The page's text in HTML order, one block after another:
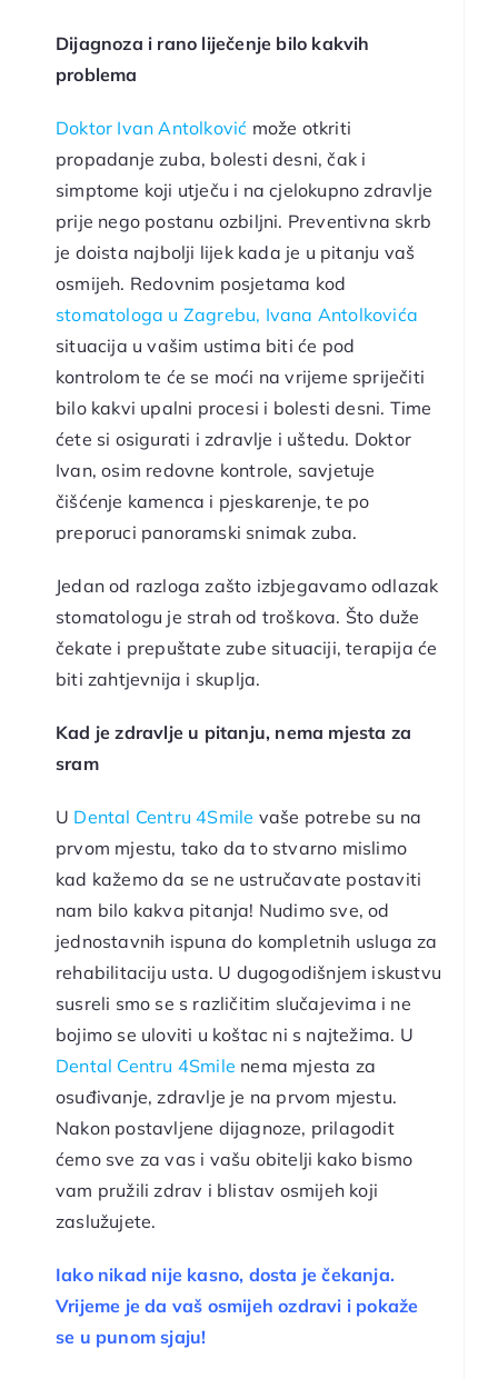
Dijagnoza i rano liječenje bilo kakvih
problema
Doktor Ivan Antolković može otkriti
propadanje zuba, bolesti desni, čak i
simptome koji utječu i na cjelokupno zdravlje
prije nego postanu ozbiljni. Preventivna skrb
je doista najbolji lijek kada je u pitanju vaš
osmijeh. Redovnim posjetama kod
stomatologa u Zagrebu, Ivana Antolkovića
situacija u vašim ustima biti će pod
kontrolom te će se moći na vrijeme spriječiti
bilo kakvi upalni procesi i bolesti desni. Time
ćete si osigurati i zdravlje i uštedu. Doktor
Ivan, osim redovne kontrole, savjetuje
čišćenje kamenca i pjeskarenje, te po
preporuci panoramski snimak zuba.
Jedan od razloga zašto izbjegavamo odlazak
stomatologu je strah od troškova. Što duže
čekate i prepuštate zube situaciji, terapija će
biti zahtjevnija i skuplja.
Kad je zdravlje u pitanju, nema mjesta za
sram
U Dental Centru 4Smile vaše potrebe su na
prvom mjestu, tako da to stvarno mislimo
kad kažemo da se ne ustručavate postaviti
nam bilo kakva pitanja! Nudimo sve, od
jednostavnih ispuna do kompletnih usluga za
rehabilitaciju usta. U dugogodišnjem iskustvu
susreli smo se s različitim slučajevima i ne
bojimo se uloviti u koštac ni s najtežima. U
Dental Centru 4Smile nema mjesta za
osuđivanje, zdravlje je na prvom mjestu.
Nakon postavljene dijagnoze, prilagodit
ćemo sve za vas i vašu obitelji kako bismo
vam pružili zdrav i blistav osmijeh koji
zaslužujete.
Iako nikad nije kasno, dosta je čekanja.
Vrijeme je da vaš osmijeh ozdravi i pokaže
se u punom sjaju!